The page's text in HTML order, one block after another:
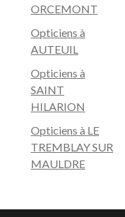
ORCEMONT
Opticiens à
AUTEUIL
Opticiens à
SAINT
HILARION
Opticiens à LE
TREMBLAY SUR
MAULDRE